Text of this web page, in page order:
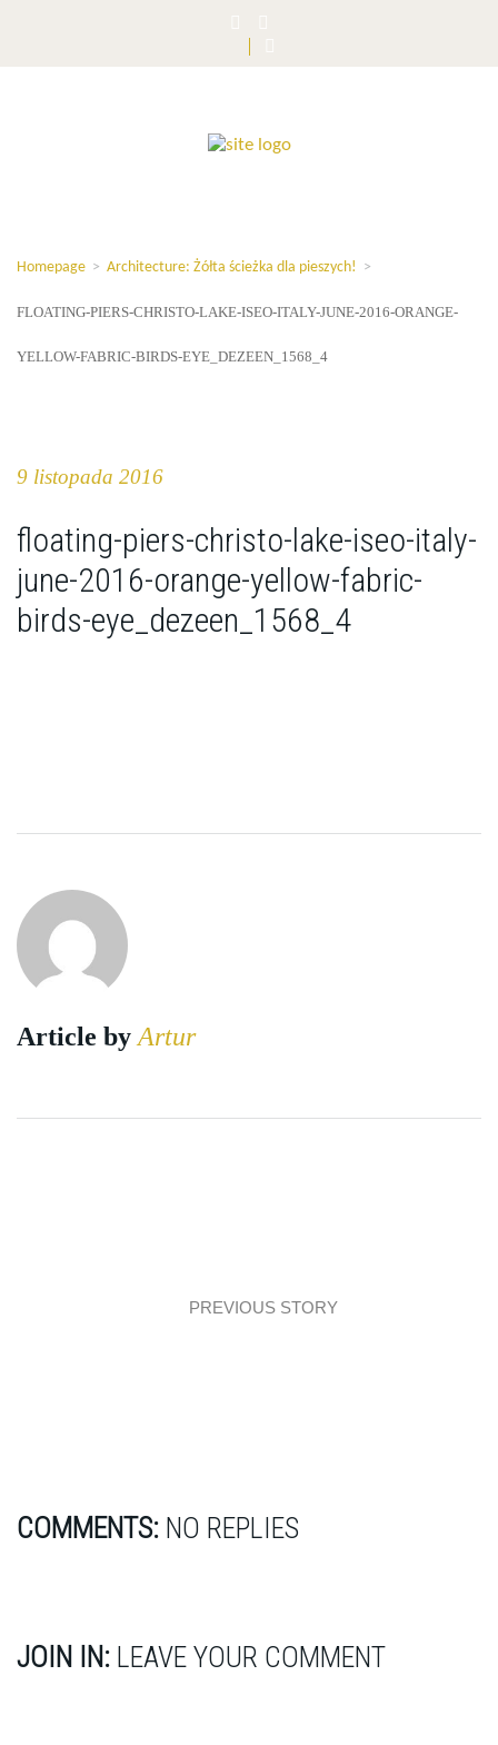
Homepage > Architecture: Żółta ścieżka dla pieszych! >
FLOATING-PIERS-CHRISTO-LAKE-ISEO-ITALY-JUNE-2016-ORANGE-
YELLOW-FABRIC-BIRDS-EYE_DEZEEN_1568_4
9 listopada 2016
floating-piers-christo-lake-iseo-italy-
june-2016-orange-yellow-fabric-
birds-eye_dezeen_1568_4
Article byArtur
PREVIOUS STORY
COMMENTS: NO REPLIES
JOIN IN: LEAVE YOUR COMMENT